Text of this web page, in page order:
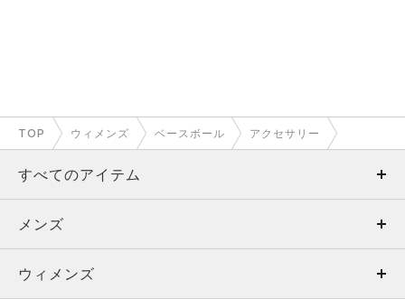
TOP ウィメンズ ベースボール アクセサリー
すべてのアイテム
メンズ
ウィメンズ
メンズ
トップス
ウィメンズ